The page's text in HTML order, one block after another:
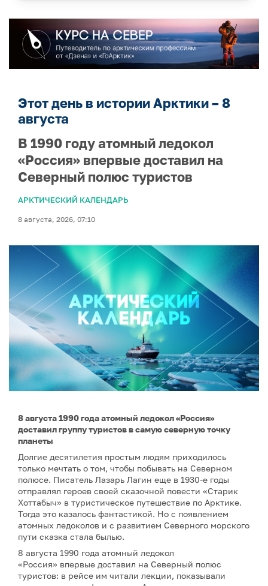
Этот день в истории Арктики – 8
августа
В 1990 году атомный ледокол
«Россия» впервые доставил на
Северный полюс туристов
АРКТИЧЕСКИЙ КАЛЕНДАРЬ
8 августа, 2026, 07:10
8 августа 1990 года атомный ледокол «Россия»
доставил группу туристов в самую северную точку
планеты
Долгие десятилетия простым людям приходилось
только мечтать о том, чтобы побывать на Северном
полюсе. Писатель Лазарь Лагин еще в 1930-е годы
отправлял героев своей сказочной повести «Старик
Хоттабыч» в туристическое путешествие по Арктике.
Тогда это казалось фантастикой. Но с появлением
атомных ледоколов и с развитием Северного морского
пути сказка стала былью.
8 августа 1990 года атомный ледокол
«Россия» впервые доставил на Северный полюс
туристов: в рейсе им читали лекции, показывали